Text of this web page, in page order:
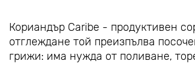
Кориандър Caribe - продуктивен
отглеждане той преизпълва
грижи: има нужда от поливане,